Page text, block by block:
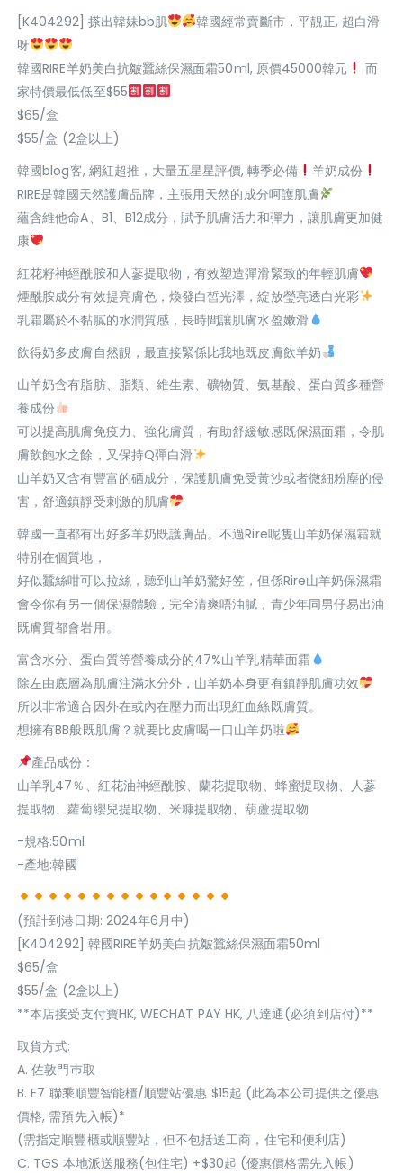
[K404292] 搽出韓妹bb肌
韓國經常賣斷市，平靚正, 超白滑
呀
韓國RIRE羊奶美白抗皺蠶絲保濕面霜50ml, 原價45000韓元
而
家特價最低低至$55
$65/盒
$55/盒 (2盒以上)
韓國blog客, 網紅超推，大量五星星評價, 轉季必備
羊奶成份
RIRE是韓國天然護膚品牌，主張用天然的成分呵護肌膚
蘊含維他命A、B1、B12成分，賦予肌膚活力和彈力，讓肌膚更加健
康
紅花籽神經酰胺和人蔘提取物，有效塑造彈滑緊致的年輕肌膚
煙酰胺成分有效提亮膚色，煥發白皙光澤，綻放瑩亮透白光彩
乳霜屬於不黏膩的水潤質感，長時間讓肌膚水盈嫩滑
飲得奶多皮膚自然靚，最直接緊係比我地既皮膚飲羊奶
山羊奶含有脂肪、脂類、維生素、礦物質、氨基酸、蛋白質多種營
養成份
可以提高肌膚免疫力、強化膚質，有助舒緩敏感既保濕面霜，令肌
膚飲飽水之餘，又保持Q彈白滑
山羊奶又含有豐富的硒成分，保護肌膚免受黃沙或者微細粉塵的侵
害，舒適鎮靜受刺激的肌膚
韓國一直都有出好多羊奶既護膚品。不過Rire呢隻山羊奶保濕霜就
特別在個質地，
好似蠶絲咁可以拉絲，聽到山羊奶驚好笠，但係Rire山羊奶保濕霜
會令你有另一個保濕體驗，完全清爽唔油膩，青少年同男仔易出油
既膚質都會岩用。
富含水分、蛋白質等營養成分的47%山羊乳精華面霜
除左由底層為肌膚注滿水分外，山羊奶本身更有鎮靜肌膚功效
所以非常適合因外在或內在壓力而出現紅血絲既膚質。
想擁有BB般既肌膚？就要比皮膚喝一口山羊奶啦
產品成份：
山羊乳47％、紅花油神經酰胺、蘭花提取物、蜂蜜提取物、人蔘
提取物、蘿蔔纓兒提取物、米糠提取物、葫蘆提取物
-規格:50ml
-產地:韓國
(預計到港日期: 2024年6月中)
[K404292] 韓國RIRE羊奶美白抗皺蠶絲保濕面霜50ml
$65/盒
$55/盒 (2盒以上)
**本店接受支付寶HK, WECHAT PAY HK, 八達通(必須到店付)**
取貨方式:
A. 佐敦門巿取
B. E7 聯乘順豐智能櫃/順豐站優惠 $15起 (此為本公司提供之優惠
價格, 需預先入帳)*
(需指定順豐櫃或順豐站，但不包括送工商，住宅和便利店)
C. TGS 本地派送服務(包住宅) +$30起 (優惠價格需先入帳)